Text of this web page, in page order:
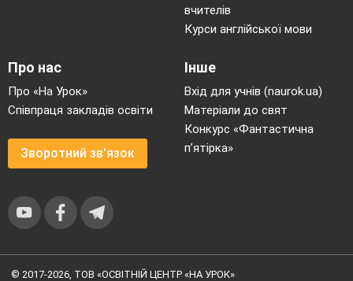
вчителів
Курси англійської мови
Про нас
Про «На Урок»
Співпраця закладів освіти
Зворотний зв'язок
Інше
Вхід для учнів (naurok.ua)
Матеріали до свят
Конкурс «Фантастична
п’ятірка»
© 2017-2026, ТОВ «ОСВІТНІЙ ЦЕНТР «НА УРОК»